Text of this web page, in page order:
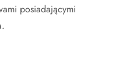
posiadającymi